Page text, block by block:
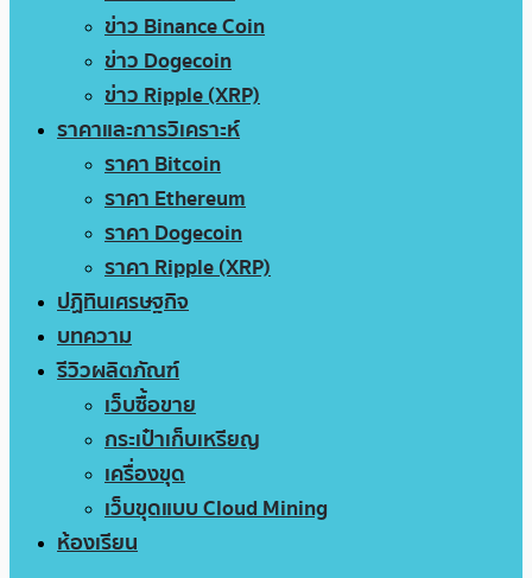
ข่าว Binance Coin
ข่าว Dogecoin
ข่าว Ripple (XRP)
ราคาและการวิเคราะห์
ราคา Bitcoin
ราคา Ethereum
ราคา Dogecoin
ราคา Ripple (XRP)
ปฏิทินเศรษฐกิจ
บทความ
รีวิวผลิตภัณฑ์
เว็บซื้อขาย
กระเป๋าเก็บเหรียญ
เครื่องขุด
เว็บขุดแบบ Cloud Mining
ห้องเรียน